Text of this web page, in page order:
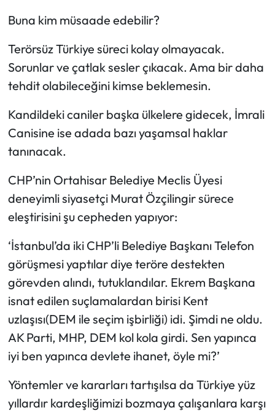
Buna kim müsaade edebilir?
Terörsüz Türkiye süreci kolay olmayacak.
Sorunlar ve çatlak sesler çıkacak. Ama bir daha
tehdit olabileceğini kimse beklemesin.
Kandildeki caniler başka ülkelere gidecek, İmrali
Canisine ise adada bazı yaşamsal haklar
tanınacak.
CHP’nin Ortahisar Belediye Meclis Üyesi
deneyimli siyasetçi Murat Özçilingir sürece
eleştirisini şu cepheden yapıyor:
‘İstanbul’da iki CHP’li Belediye Başkanı Telefon
görüşmesi yaptılar diye teröre destekten
görevden alındı, tutuklandılar. Ekrem Başkana
isnat edilen suçlamalardan birisi Kent
uzlaşısı(DEM ile seçim işbirliği) idi. Şimdi ne oldu.
AK Parti, MHP, DEM kol kola girdi. Sen yapınca
iyi ben yapınca devlete ihanet, öyle mi?’
Yöntemler ve kararları tartışılsa da Türkiye yüz
yıllardır kardeşliğimizi bozmaya çalışanlara karşı